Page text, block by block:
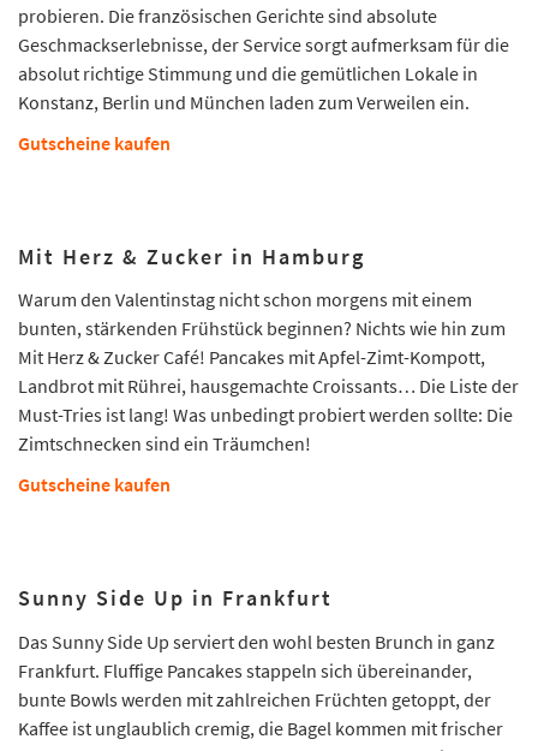
probieren. Die französischen Gerichte sind absolute
Geschmackserlebnisse, der Service sorgt aufmerksam für die
absolut richtige Stimmung und die gemütlichen Lokale in
Konstanz, Berlin und München laden zum Verweilen ein.
Gutscheine kaufen
Mit Herz & Zucker in Hamburg
Warum den Valentinstag nicht schon morgens mit einem
bunten, stärkenden Frühstück beginnen? Nichts wie hin zum
Mit Herz & Zucker Café! Pancakes mit Apfel-Zimt-Kompott,
Landbrot mit Rührei, hausgemachte Croissants… Die Liste der
Must-Tries ist lang! Was unbedingt probiert werden sollte: Die
Zimtschnecken sind ein Träumchen!
Gutscheine kaufen
Sunny Side Up in Frankfurt
Das Sunny Side Up serviert den wohl besten Brunch in ganz
Frankfurt. Fluffige Pancakes stappeln sich übereinander,
bunte Bowls werden mit zahlreichen Früchten getoppt, der
Kaffee ist unglaublich cremig, die Bagel kommen mit frischer